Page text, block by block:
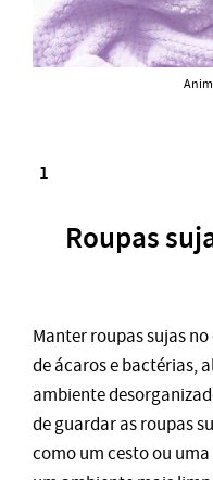
Roupas
Manter roupas sujas
de ácaros e bactérias,
ambiente
de guardar as roupas
como um cesto ou